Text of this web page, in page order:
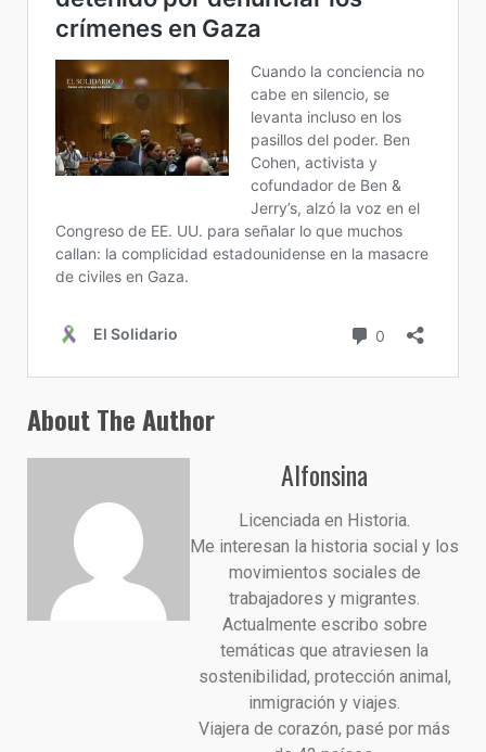
About The Author
Alfonsina
Licenciada en Historia.
Me interesan la historia social y los
movimientos sociales de
trabajadores y migrantes.
Actualmente escribo sobre
temáticas que atraviesen la
sostenibilidad, protección animal,
inmigración y viajes.
Viajera de corazón, pasé por más